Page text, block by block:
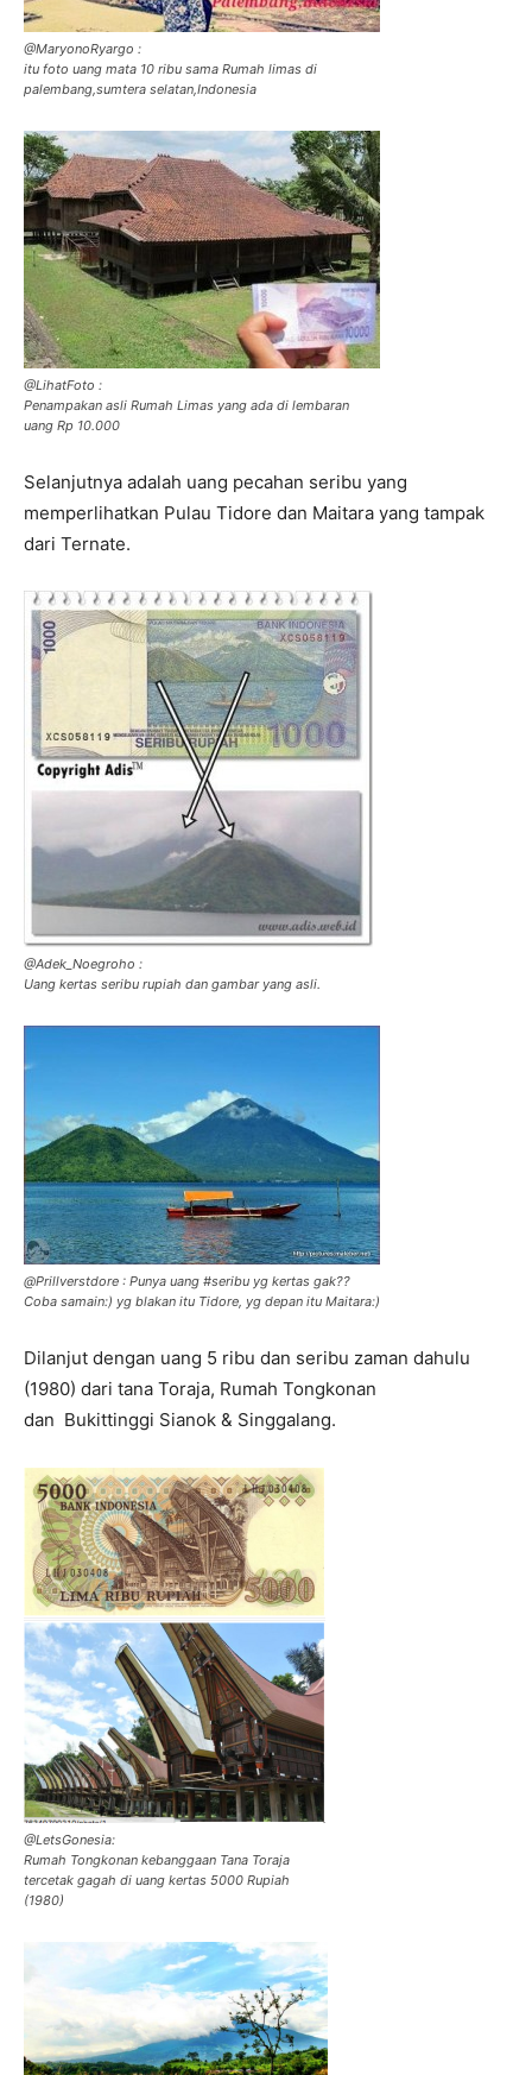
@MaryonoRyargo :
itu foto uang mata 10 ribu sama Rumah limas di
palembang,sumtera selatan,Indonesia
@LihatFoto :
Penampakan asli Rumah Limas yang ada di lembaran
uang Rp 10.000
Selanjutnya adalah uang pecahan seribu yang
memperlihatkan Pulau Tidore dan Maitara yang tampak
dari Ternate.
@Adek_Noegroho :
Uang kertas seribu rupiah dan gambar yang asli.
@Prillverstdore : Punya uang #seribu yg kertas gak??
Coba samain:) yg blakan itu Tidore, yg depan itu Maitara:)
Dilanjut dengan uang 5 ribu dan seribu zaman dahulu
(1980) dari tana Toraja, Rumah Tongkonan
dan Bukittinggi Sianok & Singgalang.
@LetsGonesia:
Rumah Tongkonan kebanggaan Tana Toraja
tercetak gagah di uang kertas 5000 Rupiah
(1980)